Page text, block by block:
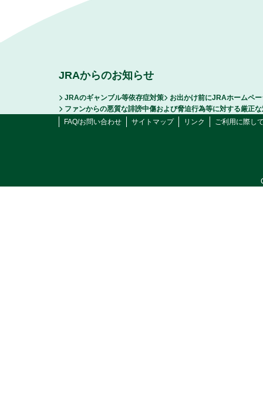
JRAからのお知らせ
JRAのギャンブル等依存症対策
お出かけ前にJRAホームペ
ファンからの悪質な誹謗中傷および脅迫行為等に対する厳正
FAQ/お問い合わせ
サイトマップ リンク ご利用に際し